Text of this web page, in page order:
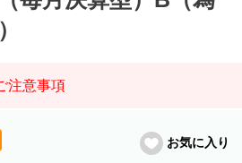
注意事項
お気に入り